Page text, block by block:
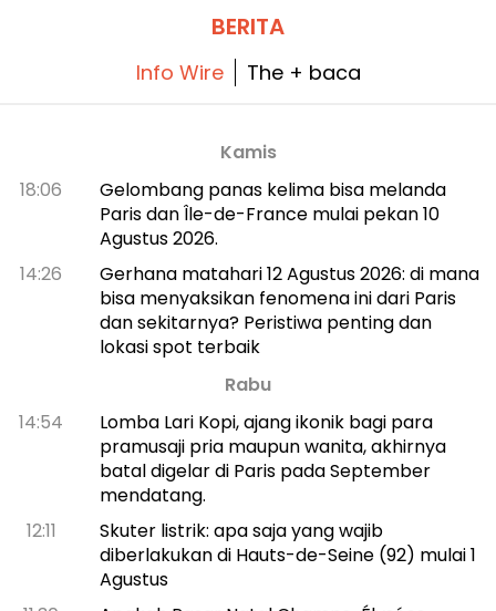
BERITA
Info Wire The + baca
Kamis
18:06
Gelombang panas kelima bisa melanda
Paris dan Île-de-France mulai pekan 10
Agustus 2026.
14:26
Gerhana matahari 12 Agustus 2026: di mana
bisa menyaksikan fenomena ini dari Paris
dan sekitarnya? Peristiwa penting dan
lokasi spot terbaik
Rabu
14:54
Lomba Lari Kopi, ajang ikonik bagi para
pramusaji pria maupun wanita, akhirnya
batal digelar di Paris pada September
mendatang.
12:11
Skuter listrik: apa saja yang wajib
diberlakukan di Hauts-de-Seine (92) mulai 1
Agustus